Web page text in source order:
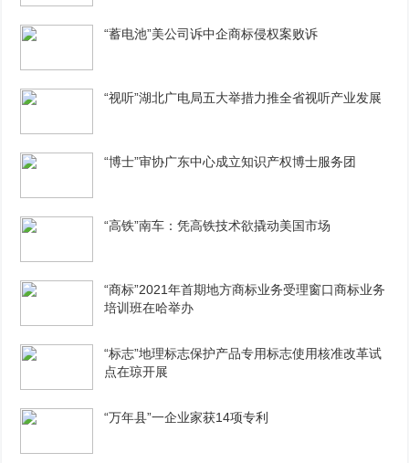
“蓄电池”美公司诉中企商标侵权案败诉
“视听”湖北广电局五大举措力推全省视听产业发展
“博士”审协广东中心成立知识产权博士服务团
“高铁”南车：凭高铁技术欲撬动美国市场
“商标”2021年首期地方商标业务受理窗口商标业务
培训班在哈举办
“标志”地理标志保护产品专用标志使用核准改革试
点在琼开展
“万年县”一企业家获14项专利